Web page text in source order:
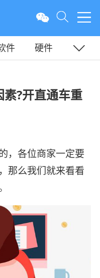
件
硬件
?开直通车重
，各位商家一定要
那么我们就来看看